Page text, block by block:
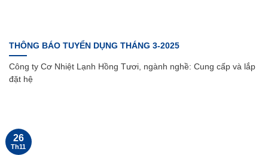
THÔNG BÁO TUYỂN DỤNG THÁNG 3-2025
Công ty Cơ Nhiệt Lạnh Hồng Tươi, ngành nghề: Cung cấp và lắp
đặt hệ
26
Th11